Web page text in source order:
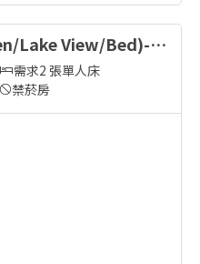
Lake View/Bed)-B
需求2 張單人床
禁菸房